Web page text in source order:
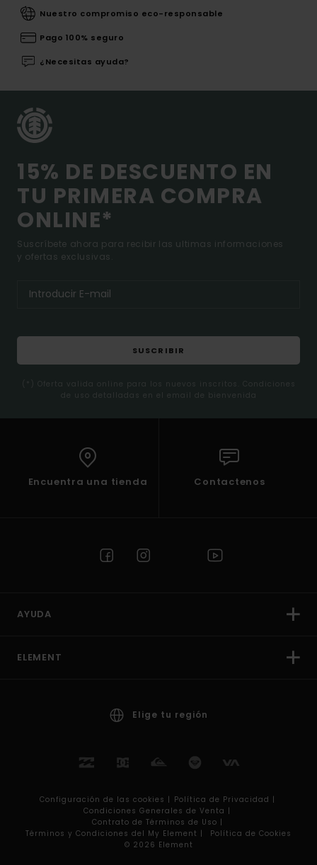
Nuestro compromiso eco-responsable
Pago 100% seguro
¿Necesitas ayuda?
15% DE DESCUENTO EN
TU PRIMERA COMPRA
ONLINE*
Suscríbete ahora para recibir las ultimas informaciones
y ofertas exclusivas.
SUSCRIBIR
(*) Oferta valida online para los nuevos inscritos. Condiciones
de uso detalladas en el email de bienvenida
Encuentra una tienda Contactenos
AYUDA
ELEMENT
Elige tu región
Configuración de las cookies | Política de Privacidad |
Condiciones Generales de Venta |
Contrato de Términos de Uso |
Términos y Condiciones del My Element |
Política de Cookies
© 2026 Element